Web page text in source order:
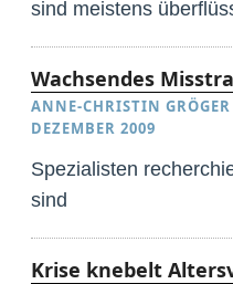
sind meistens
Wachsendes
ANNE-CHRISTIN GRÖGER
DEZEMBER 2009
Spezialisten
sind
Krise knebelt